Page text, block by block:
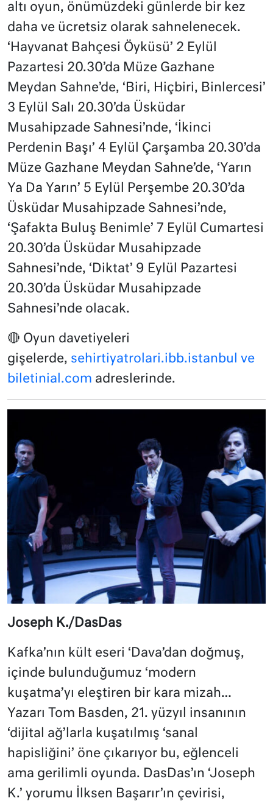
altı oyun, önümüzdeki günlerde bir kez
daha ve ücretsiz olarak sahnelenecek.
‘Hayvanat Bahçesi Öyküsü’ 2 Eylül
Pazartesi 20.30’da Müze Gazhane
Meydan Sahne’de, ‘Biri, Hiçbiri, Binlercesi’
3 Eylül Salı 20.30’da Üsküdar
Musahipzade Sahnesi’nde, ‘İkinci
Perdenin Başı’ 4 Eylül Çarşamba 20.30’da
Müze Gazhane Meydan Sahne’de, ‘Yarın
Ya Da Yarın’ 5 Eylül Perşembe 20.30’da
Üsküdar Musahipzade Sahnesi’nde,
‘Şafakta Buluş Benimle’ 7 Eylül Cumartesi
20.30’da Üsküdar Musahipzade
Sahnesi’nde, ‘Diktat’ 9 Eylül Pazartesi
20.30’da Üsküdar Musahipzade
Sahnesi’nde olacak.
🔴 Oyun davetiyeleri
gişelerde, sehirtiyatrolari.ibb.istanbul ve
biletinial.com adreslerinde.
Joseph K./DasDas
Kafka’nın kült eseri ‘Dava’dan doğmuş,
içinde bulunduğumuz ‘modern
kuşatma’yı eleştiren bir kara mizah…
Yazarı Tom Basden, 21. yüzyıl insanının
‘dijital ağ’larla kuşatılmış ‘sanal
hapisliğini’ öne çıkarıyor bu, eğlenceli
ama gerilimli oyunda. DasDas’ın ‘Joseph
K.’ yorumu İlksen Başarır’ın çevirisi,